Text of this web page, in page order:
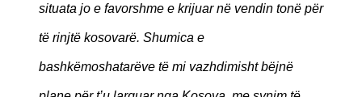
situata jo e favorshme e krijuar në vendin tonë për
të rinjtë kosovarë. Shumica e
bashkëmoshatarëve të mi vazhdimisht bëjnë